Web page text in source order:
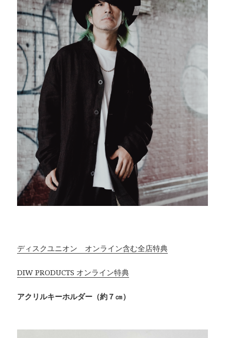
ディスクユニオン オンライン含む全店特典
DIW PRODUCTS オンライン特典
アクリルキーホルダー（約７㎝）